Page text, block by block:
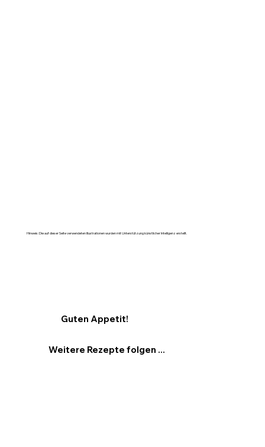
Guten Appetit!
Weitere Rezepte folgen ...
Hinweis: Die auf dieser Seite verwendeten Illustrationen wurden mit Unterstützung künstlicher Intelligenz erstellt.